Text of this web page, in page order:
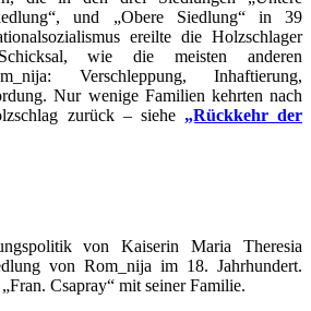
und „Obere Siedlung“ in 39
ereilte die Holzschlager
wie die meisten anderen
Verschleppung, Inhaftierung,
Nur wenige Familien kehrten nach
zurück – siehe „Rückkehr der
von Kaiserin Maria Theresia
von Rom_nija im 18. Jahrhundert.
Csapray“ mit seiner Familie.